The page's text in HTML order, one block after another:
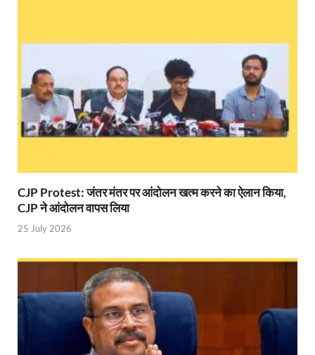
संयुक्त निदेशक के एस चौहान ने मुख्यमंत्री को भेंट की अपनी
New haryana Industrial Policy: मुख्यमंत्री नायब सिंह
Baster’s New Picture: बस्तर की नई तस्वीर: मैदान में
Char Dham Yatra Action Plan: चारधाम यात्रा-
Aerial Survey: सीएम योगी के निर्देश पर उप मुख्यमंत्री व
Ancient Manuscripts: वैश्विक मंच तक पहुंचेगा भारतीय
Big Blueprint for Bastar: बस्तर के लिए बड़ा ब्लूप्रिंट:
Bhartendu Natya Akadami: मुख्यमंत्री ने देखी ‘आनंद
CJP Protest: जंतर मंतर पर आंदोलन खत्म करने का ऐलान किया,
CJP ने आंदोलन वापस लिया
25 July 2026